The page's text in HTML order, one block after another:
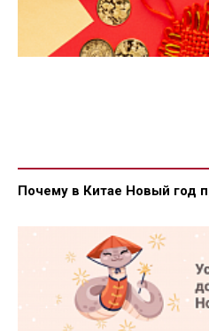
Почему в Китае Новый год